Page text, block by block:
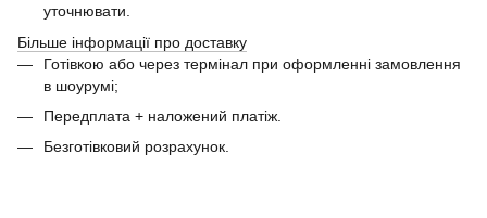
уточнювати.
Більше інформації про доставку
Готівкою або через термінал при оформленні замовлення
в шоурумі;
Передплата + наложений платіж.
Безготівковий розрахунок.